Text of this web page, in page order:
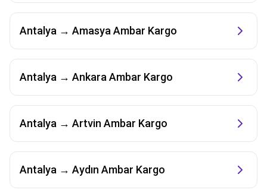
Antalya → Amasya Ambar Kargo
Antalya → Ankara Ambar Kargo
Antalya → Artvin Ambar Kargo
Antalya → Aydın Ambar Kargo